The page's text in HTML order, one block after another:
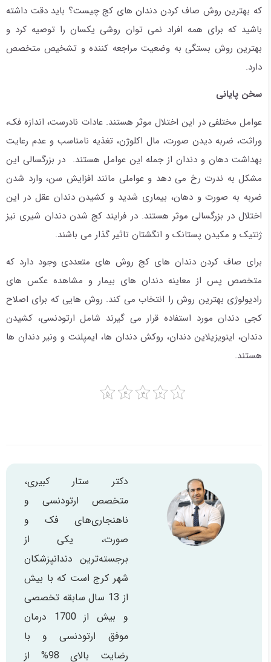
که بهترین روش صاف کردن دندان های کج چیست؟ باید دقت داشته
باشید که برای همه افراد نمی توان روشی یکسان را توصیه کرد و
بهترین روش بستگی به وضعیت مراجعه کننده و تشخیص متخصص
دارد.
سخن پایانی
عوامل مختلفی در این اختلال موثر هستند. عادات نادرست، اندازه فک،
وراثت، ضربه دیدن صورت، مال اکلوژن، تغذیه نامناسب و عدم رعایت
بهداشت دهان و دندان از جمله این عوامل هستند. در بزرگسالی این
مشکل به ندرت رخ می دهد و عواملی مانند افزایش سن، وارد شدن
ضربه به صورت و دهان، بیماری شدید و کشیدن دندان عقل در این
اختلال در بزرگسالی موثر هستند. در فرایند کج شدن دندان شیری نیز
ژنتیک و مکیدن پستانک و انگشتان تاثیر گذار می باشند.
برای صاف کردن دندان های کج روش های متعددی وجود دارد که
متخصص پس از معاینه دندان های بیمار و مشاهده عکس های
رادیولوژی بهترین روش را انتخاب می کند. روش هایی که برای اصلاح
کجی دندان مورد استفاده قرار می گیرند شامل ارتودنسی، کشیدن
دندان، اینویزیلاین دندان، روکش دندان ها، ایمپلنت و ونیر دندان ها
هستند.
دکتر ستار کبیری،
متخصص ارتودنسی و
ناهنجاری‌های فک و
صورت، یکی از
برجسته‌ترین دندانپزشکان
شهر کرج است که با بیش
از 13 سال سابقه تخصصی
و بیش از 1700 درمان
موفق ارتودنسی و با
رضایت بالای 98% از